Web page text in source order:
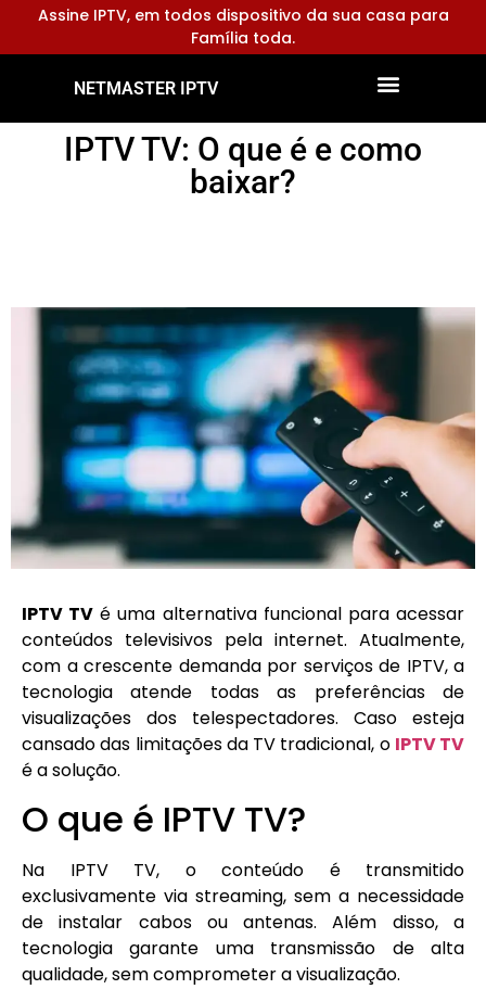
Assine IPTV, em todos dispositivo da sua casa para
Família toda.
NETMASTER IPTV
IPTV TV: O que é e como
baixar?
IPTV TV é uma alternativa funcional para acessar
conteúdos televisivos pela internet. Atualmente,
com a crescente demanda por serviços de IPTV, a
tecnologia atende todas as preferências de
visualizações dos telespectadores. Caso esteja
cansado das limitações da TV tradicional, o IPTV TV
é a solução.
O que é IPTV TV?
Na IPTV TV, o conteúdo é transmitido
exclusivamente via streaming, sem a necessidade
de instalar cabos ou antenas. Além disso, a
tecnologia garante uma transmissão de alta
qualidade, sem comprometer a visualização.